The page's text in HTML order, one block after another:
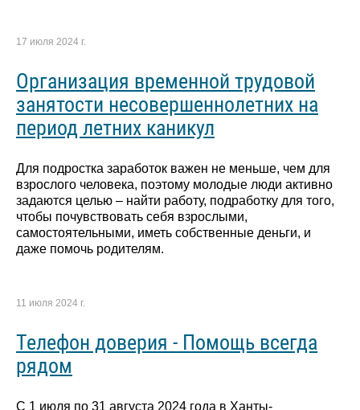
17 июля 2024 г.
Организация временной трудовой
занятости несовершеннолетних на
период летних каникул
Для подростка заработок важен не меньше, чем для
взрослого человека, поэтому молодые люди активно
задаются целью – найти работу, подработку для того,
чтобы почувствовать себя взрослыми,
самостоятельными, иметь собственные деньги, и
даже помочь родителям.
11 июля 2024 г.
Телефон доверия - Помощь всегда
рядом
С 1 июля по 31 августа 2024 года в Ханты-